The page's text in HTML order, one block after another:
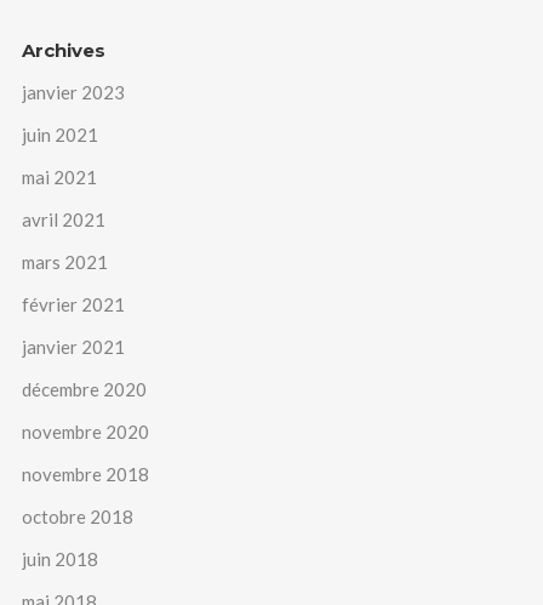
Archives
janvier 2023
juin 2021
mai 2021
avril 2021
mars 2021
février 2021
janvier 2021
décembre 2020
novembre 2020
novembre 2018
octobre 2018
juin 2018